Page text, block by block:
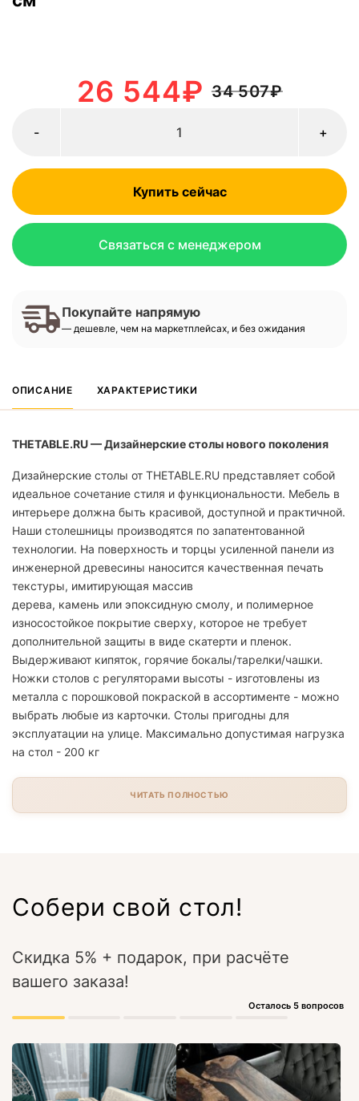
34 507₽
26 544₽
+
-
Купить сейчас
Связаться с менеджером
Покупайте напрямую
— дешевле, чем на маркетплейсах, и без ожидания
ОПИСАНИЕ ХАРАКТЕРИСТИКИ
THETABLE.RU — Дизайнерские столы нового поколения
Дизайнерские столы от THETABLE.RU представляет собой
идеальное сочетание стиля и функциональности. Мебель в
интерьере должна быть красивой, доступной и практичной.
Наши столешницы производятся по запатентованной
технологии. На поверхность и торцы усиленной панели из
инженерной древесины наносится качественная печать
текстуры, имитирующая массив
дерева, камень или эпоксидную смолу, и полимерное
износостойкое покрытие сверху, которое не требует
дополнительной защиты в виде скатерти и пленок.
Выдерживают кипяток, горячие бокалы/тарелки/чашки.
Ножки столов с регуляторами высоты - изготовлены из
металла с порошковой покраской в ассортименте - можно
выбрать любые из карточки. Столы пригодны для
эксплуатации на улице. Максимально допустимая нагрузка
на стол - 200 кг
ЧИТАТЬ ПОЛНОСТЬЮ
Собери свой стол!
Скидка 5% + подарок, при расчёте
вашего заказа!
Осталось 5 вопросов